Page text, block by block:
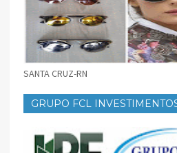
SANTA CRUZ-RN
GRUPO FCL